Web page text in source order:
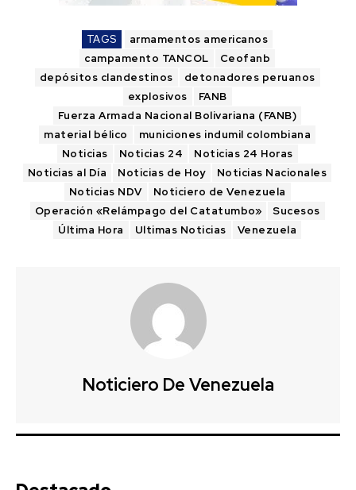
TAGS
armamentos americanos
campamento TANCOL
Ceofanb
depósitos clandestinos
detonadores peruanos
explosivos
FANB
Fuerza Armada Nacional Bolivariana (FANB)
material bélico
municiones indumil colombiana
Noticias
Noticias 24
Noticias 24 Horas
Noticias al Día
Noticias de Hoy
Noticias Nacionales
Noticias NDV
Noticiero de Venezuela
Operación «Relámpago del Catatumbo»
Sucesos
Última Hora
Ultimas Noticias Venezuela
Noticiero De Venezuela